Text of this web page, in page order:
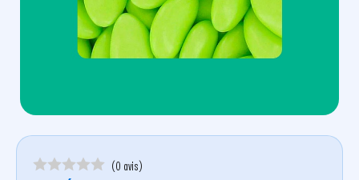
(0 avis)